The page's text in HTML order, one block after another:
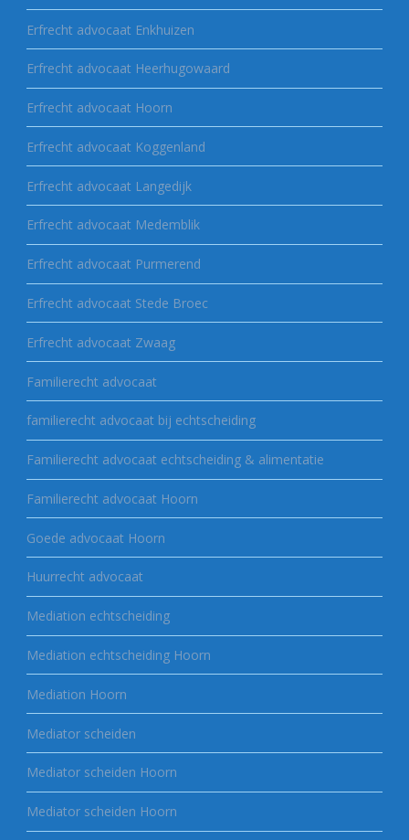
Erfrecht advocaat Enkhuizen
Erfrecht advocaat Heerhugowaard
Erfrecht advocaat Hoorn
Erfrecht advocaat Koggenland
Erfrecht advocaat Langedijk
Erfrecht advocaat Medemblik
Erfrecht advocaat Purmerend
Erfrecht advocaat Stede Broec
Erfrecht advocaat Zwaag
Familierecht advocaat
familierecht advocaat bij echtscheiding
Familierecht advocaat echtscheiding & alimentatie
Familierecht advocaat Hoorn
Goede advocaat Hoorn
Huurrecht advocaat
Mediation echtscheiding
Mediation echtscheiding Hoorn
Mediation Hoorn
Mediator scheiden
Mediator scheiden Hoorn
Mediator scheiden Hoorn